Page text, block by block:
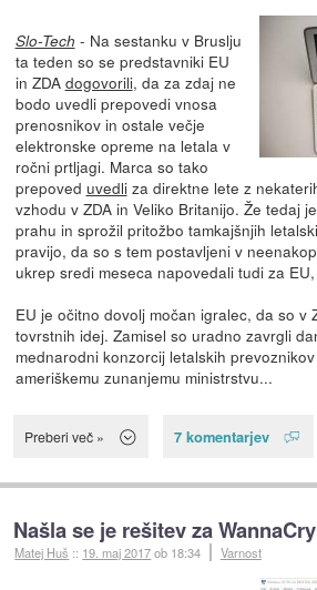
Slo-Tech - Na sestanku v Bruslju
ta teden so se predstavniki EU
in ZDA dogovorili, da za zdaj ne
bodo uvedli prepovedi vnosa
prenosnikov in ostale večje
elektronske opreme na letala v
ročni prtljagi. Marca so tako
prepoved uvedliza direktne lete z
vzhodu v ZDA in Veliko Britanijo. Že tedaj
prahu in sprožil pritožbo tamkajšnjih
pravijo, da so s tem postavljeni v
ukrep sredi meseca napovedali tudi za EU,
EU je očitno dovolj močan igralec, da so v
tovrstnih idej. Zamisel so uradno zavrgli
mednarodni konzorcij letalskih
ameriškemu zunanjemu ministrstvu...
Preberi več » 7 komentarjev
Našla se je rešitev za
Matej Huš :: 19. maj 2017ob 18:34 Varnost